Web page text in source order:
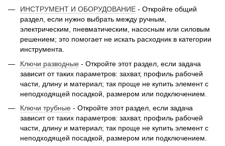
ИНСТРУМЕНТ И ОБОРУДОВАНИЕ - Откройте общий
раздел, если нужно выбрать между ручным,
электрическим, пневматическим, насосным или силовым
решением; это помогает не искать расходник в категории
инструмента.
Ключи разводные - Откройте этот раздел, если задача
зависит от таких параметров: захват, профиль рабочей
части, длину и материал; так проще не купить элемент с
неподходящей посадкой, размером или подключением.
Ключи трубные - Откройте этот раздел, если задача
зависит от таких параметров: захват, профиль рабочей
части, длину и материал; так проще не купить элемент с
неподходящей посадкой, размером или подключением.